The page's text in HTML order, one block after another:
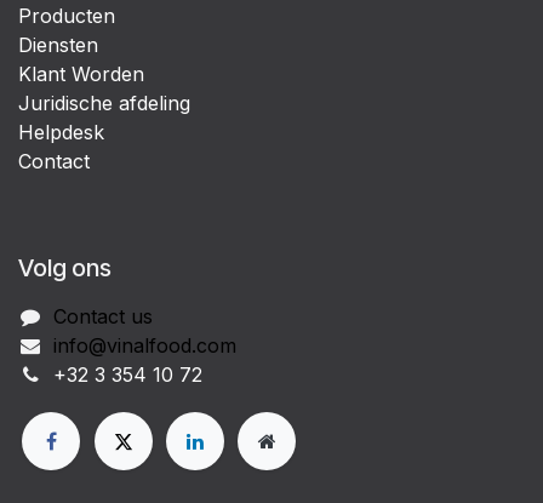
Producten
Diensten
Klant Worden
Juridische afdeling
Helpdesk
Contact
Volg ons
Contact us
info@vinalfood.com
+32 3 354 10 72